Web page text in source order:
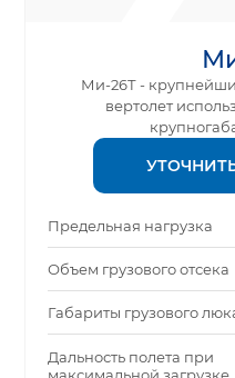
Ми-26Т -
вертолет
Предельная нагрузка
Объем грузового отсека
Габариты грузового
Дальность полета при